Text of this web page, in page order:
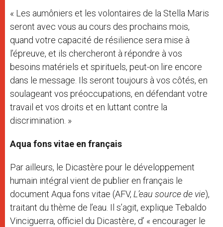
« Les aumôniers et les volontaires de la Stella Maris
seront avec vous au cours des prochains mois,
quand votre capacité de résilience sera mise à
l’épreuve, et ils chercheront à répondre à vos
besoins matériels et spirituels, peut-on lire encore
dans le message. Ils seront toujours à vos côtés, en
soulageant vos préoccupations, en défendant votre
travail et vos droits et en luttant contre la
discrimination. »
Aqua fons vitae en français
Par ailleurs, le Dicastère pour le développement
humain intégral vient de publier en français le
document Aqua fons vitae (AFV, L’eau source de vie),
traitant du thème de l’eau. Il s’agit, explique Tebaldo
Vinciguerra, officiel du Dicastère, d’ « encourager le